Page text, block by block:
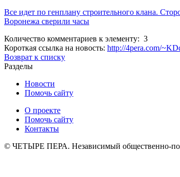
Все идет по генплану строительного клана.
Воронежа сверили часы
Количество комментариев к элементу: 3
Короткая ссылка на новость: http://4pera.com/
Возврат к списку
Разделы
Новости
Помочь сайту
О проекте
Помочь сайту
Контакты
© ЧЕТЫРЕ ПЕРА. Независимый общественно-